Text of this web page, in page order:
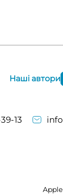
13
Наші автори
Apple